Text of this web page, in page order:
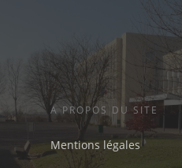
A PROPOS DU SITE
Mentions légales